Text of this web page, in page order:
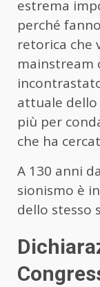
estrema
perché
retorica che
mainstream
attuale
più per
che ha
A 130 anni
sionismo è
dello stesso